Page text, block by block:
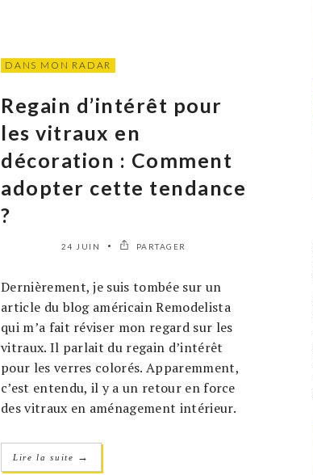
DANS MON RADAR
Regain d’intérêt pour
les vitraux en
décoration : Comment
adopter cette tendance
?
24 JUIN PARTAGER
Dernièrement, je suis tombée sur un
article du blog américain Remodelista
qui m’a fait réviser mon regard sur les
vitraux. Il parlait du regain d’intérêt
pour les verres colorés. Apparemment,
c’est entendu, il y a un retour en force
des vitraux en aménagement intérieur.
Lire la suite →